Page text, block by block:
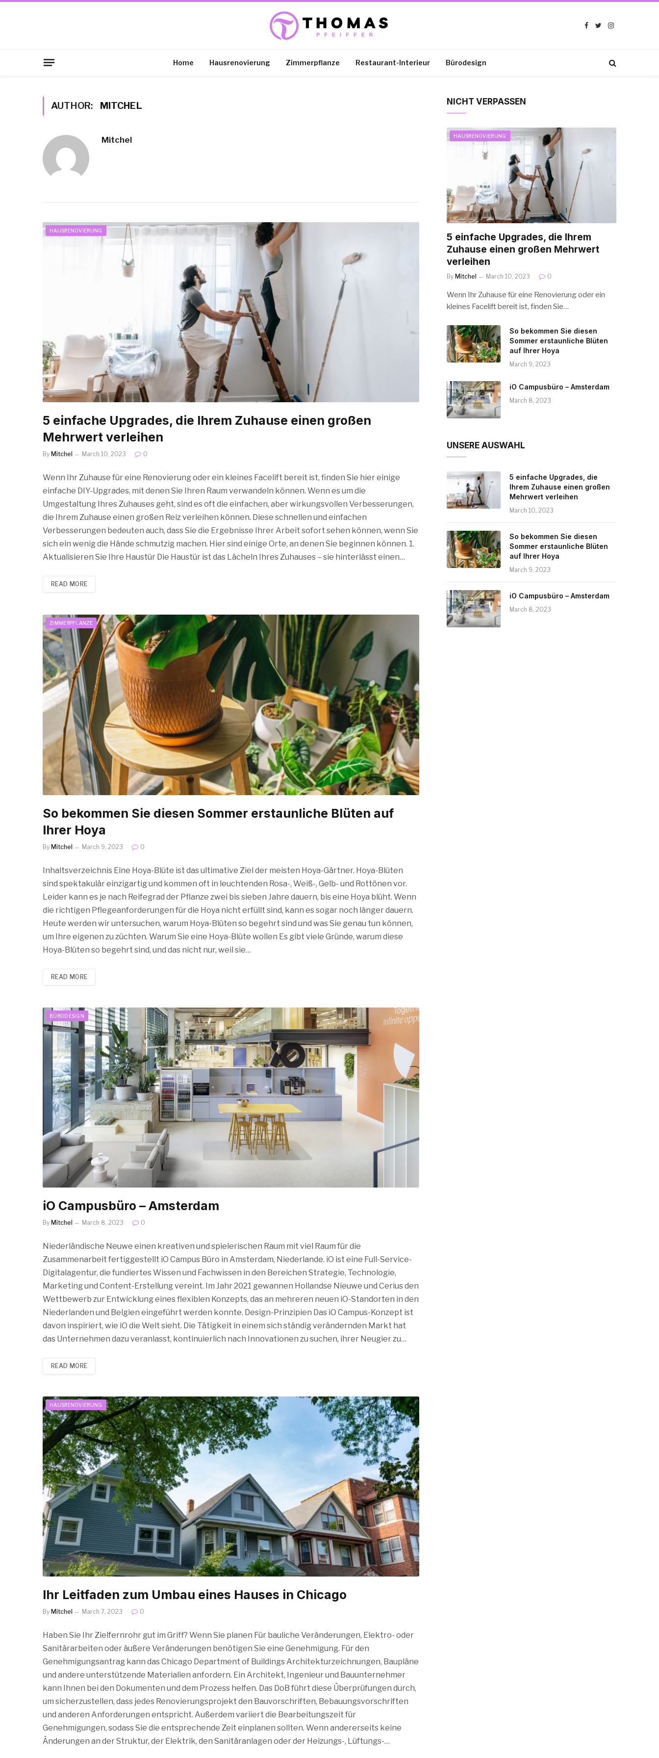
Facebook
TwitterInstagram
Home Hausrenovierung Zimmerpflanze Restaurant-Interieur Bürodesign
AUTHOR: MITCHEL
Mitchel
HAUSRENOVIERUNG
5 einfache Upgrades, die Ihrem Zuhause einen großen
Mehrwert verleihen
By Mitchel March 10, 2023 0
Wenn Ihr Zuhause für eine Renovierung oder ein kleines Facelift bereit ist, finden Sie hier einige
einfache DIY-Upgrades, mit denen Sie Ihren Raum verwandeln können. Wenn es um die
Umgestaltung Ihres Zuhauses geht, sind es oft die einfachen, aber wirkungsvollen Verbesserungen,
die Ihrem Zuhause einen großen Reiz verleihen können. Diese schnellen und einfachen
Verbesserungen bedeuten auch, dass Sie die Ergebnisse Ihrer Arbeit sofort sehen können, wenn Sie
sich ein wenig die Hände schmutzig machen. Hier sind einige Orte, an denen Sie beginnen können. 1.
Aktualisieren Sie Ihre Haustür Die Haustür ist das Lächeln Ihres Zuhauses – sie hinterlässt einen…
READ MORE
ZIMMERPFLANZE
So bekommen Sie diesen Sommer erstaunliche Blüten auf
Ihrer Hoya
By Mitchel March 9, 2023 0
Inhaltsverzeichnis Eine Hoya-Blüte ist das ultimative Ziel der meisten Hoya-Gärtner. Hoya-Blüten
sind spektakulär einzigartig und kommen oft in leuchtenden Rosa-, Weiß-, Gelb- und Rottönen vor.
Leider kann es je nach Reifegrad der Pflanze zwei bis sieben Jahre dauern, bis eine Hoya blüht. Wenn
die richtigen Pflegeanforderungen für die Hoya nicht erfüllt sind, kann es sogar noch länger dauern.
Heute werden wir untersuchen, warum Hoya-Blüten so begehrt sind und was Sie genau tun können,
um Ihre eigenen zu züchten. Warum Sie eine Hoya-Blüte wollen Es gibt viele Gründe, warum diese
Hoya-Blüten so begehrt sind, und das nicht nur, weil sie…
READ MORE
BÜRODESIGN
iO Campusbüro – Amsterdam
By Mitchel March 8, 2023 0
Niederländische Neuwe einen kreativen und spielerischen Raum mit viel Raum für die
Zusammenarbeit fertiggestellt iO Campus Büro in Amsterdam, Niederlande. iO ist eine Full-Service-
Digitalagentur, die fundiertes Wissen und Fachwissen in den Bereichen Strategie, Technologie,
Marketing und Content-Erstellung vereint. Im Jahr 2021 gewannen Hollandse Nieuwe und Cerius den
Wettbewerb zur Entwicklung eines flexiblen Konzepts, das an mehreren neuen iO-Standorten in den
Niederlanden und Belgien eingeführt werden konnte. Design-Prinzipien Das iO Campus-Konzept ist
davon inspiriert, wie iO die Welt sieht. Die Tätigkeit in einem sich ständig verändernden Markt hat
das Unternehmen dazu veranlasst, kontinuierlich nach Innovationen zu suchen, ihrer Neugier zu…
READ MORE
HAUSRENOVIERUNG
Ihr Leitfaden zum Umbau eines Hauses in Chicago
By Mitchel March 7, 2023 0
Haben Sie Ihr Zielfernrohr gut im Griff? Wenn Sie planen Für bauliche Veränderungen, Elektro- oder
Sanitärarbeiten oder äußere Veränderungen benötigen Sie eine Genehmigung. Für den
Genehmigungsantrag kann das Chicago Department of Buildings Architekturzeichnungen, Baupläne
und andere unterstützende Materialien anfordern. Ein Architekt, Ingenieur und Bauunternehmer
kann Ihnen bei den Dokumenten und dem Prozess helfen. Das DoB führt diese Überprüfungen durch,
um sicherzustellen, dass jedes Renovierungsprojekt den Bauvorschriften, Bebauungsvorschriften
und anderen Anforderungen entspricht. Außerdem variiert die Bearbeitungszeit für
Genehmigungen, sodass Sie die entsprechende Zeit einplanen sollten. Wenn andererseits keine
Änderungen an der Struktur, der Elektrik, den Sanitäranlagen oder der Heizungs-, Lüftungs-…
NICHT VERPASSEN
HAUSRENOVIERUNG
5 einfache Upgrades, die Ihrem
Zuhause einen großen Mehrwert
verleihen
By Mitchel March 10, 2023 0
Wenn Ihr Zuhause für eine Renovierung oder ein
kleines Facelift bereit ist, finden Sie…
So bekommen Sie diesen
Sommer erstaunliche Blüten
auf Ihrer Hoya
March 9, 2023
iO Campusbüro – Amsterdam
March 8, 2023
UNSERE AUSWAHL
5 einfache Upgrades, die
Ihrem Zuhause einen großen
Mehrwert verleihen
March 10, 2023
So bekommen Sie diesen
Sommer erstaunliche Blüten
auf Ihrer Hoya
March 9, 2023
iO Campusbüro – Amsterdam
March 8, 2023